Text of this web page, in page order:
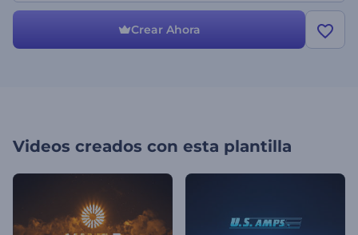
Crear Ahora
Videos creados con esta plantilla